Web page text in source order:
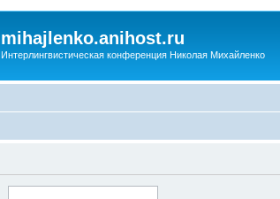
mihajlenko.anihost.ru
Интерлингвистическая конференция Николая Михайленко